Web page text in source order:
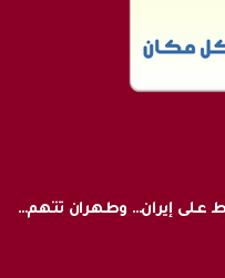
على إيران… وطهران تتهم…